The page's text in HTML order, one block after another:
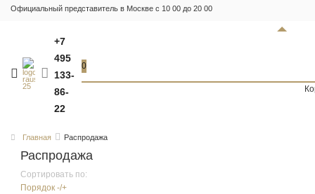
Официальный представитель в Москве с 10 00 до 20 00
+7
495
133-
86-
22
0
Главная Распродажа
Распродажа
Сортировать по:
Порядок -/+